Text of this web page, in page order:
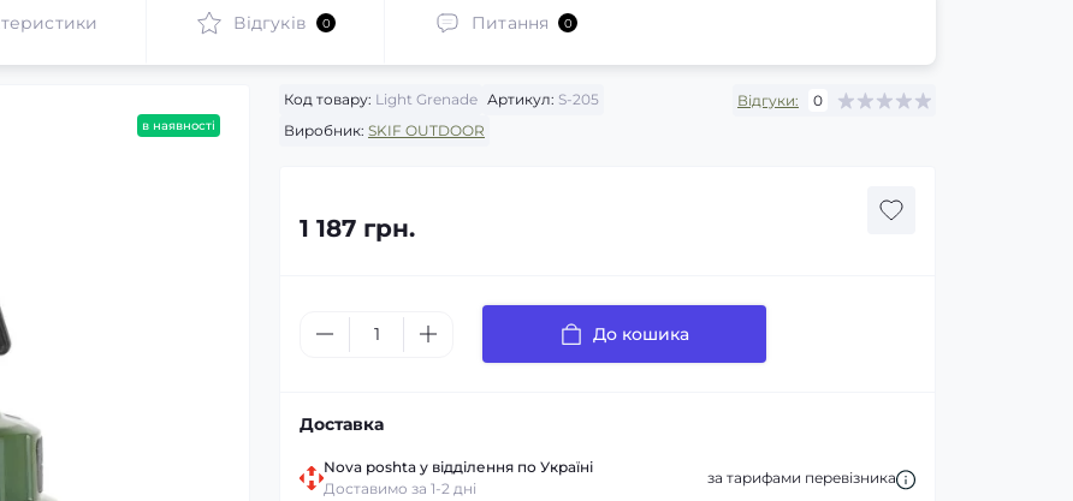
Відгуків 0 Питання 0
в наявності
Код товару: Light Grenade Артикул: S-205
Виробник: SKIF OUTDOOR
Відгуки: 0
1 187 грн.
До кошика
Доставка
Nova poshta у відділення по Україні
Доставимо за 1-2 дні
за тарифами перевізника